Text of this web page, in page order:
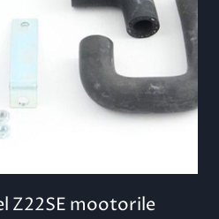
Z22SE mootorile